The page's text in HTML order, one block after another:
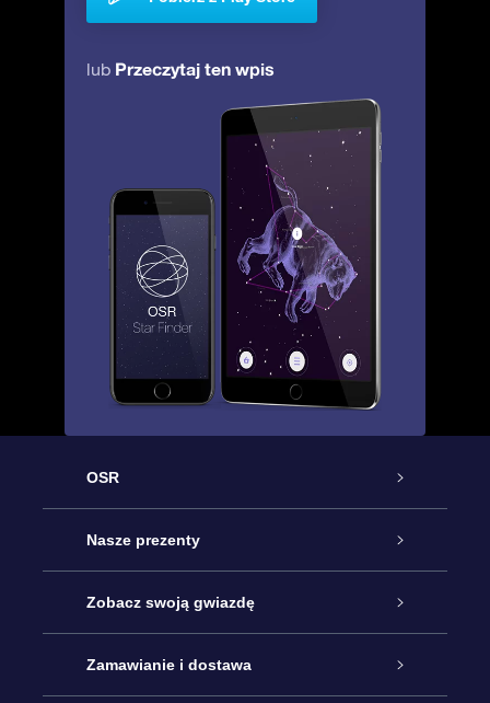
lub Przeczytaj ten wpis
OSR
Obsługa
Kontakt
Blog
Nasze prezenty
Podarunek Gwiazda Online
Pakiet Podarunkowy OSR
Zobacz swoją gwiazdę
Rejestr Gwiazd
Zamawianie i dostawa